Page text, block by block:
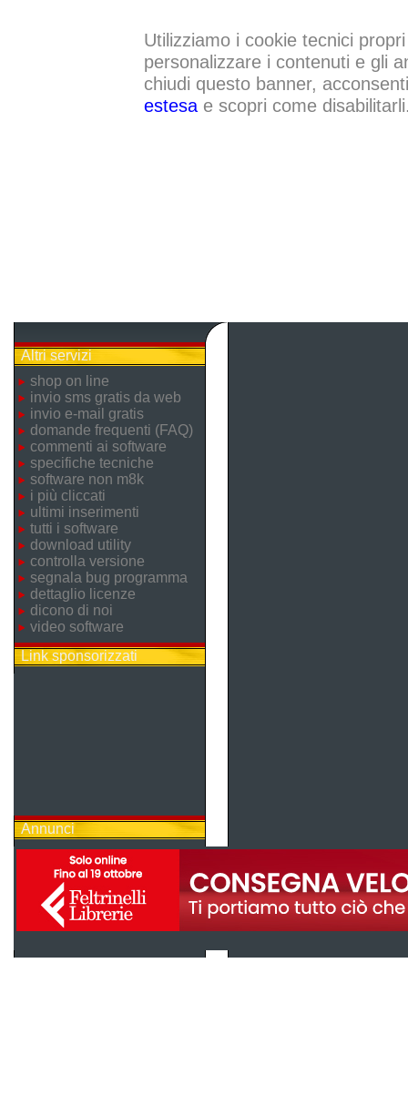
Utilizziamo i cookie tecnici
personalizzare i contenuti e gli
chiudi questo banner,
estesae scopri come
Altri servizi
shop on line
invio sms gratis da web
invio e-mail gratis
domande frequenti (FAQ)
commenti ai software
specifiche tecniche
software non m8k
i più cliccati
ultimi inserimenti
tutti i software
download utility
controlla versione
segnala bug programma
dettaglio licenze
dicono di noi
video software
Link sponsorizzati
Annunci